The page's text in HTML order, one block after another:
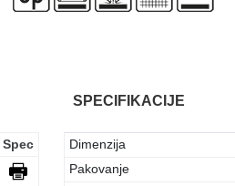
Spec
SPECIFIKACIJE
Dimenzija
Pakovanje